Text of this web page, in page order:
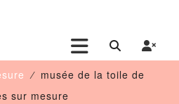
⁄ musée de la toile de
sur mesure